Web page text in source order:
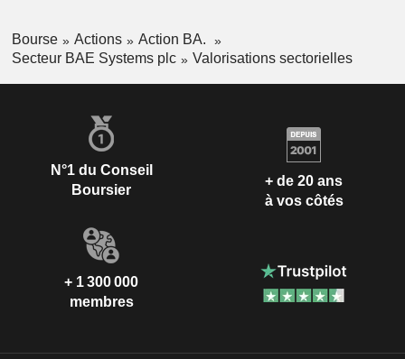
Bourse Actions
Action BA.
Secteur BAE Systems plc
Valorisations sectorielles
N°1 du Conseil
Boursier
+ de 20 ans
à vos côtés
+ 1 300 000
membres